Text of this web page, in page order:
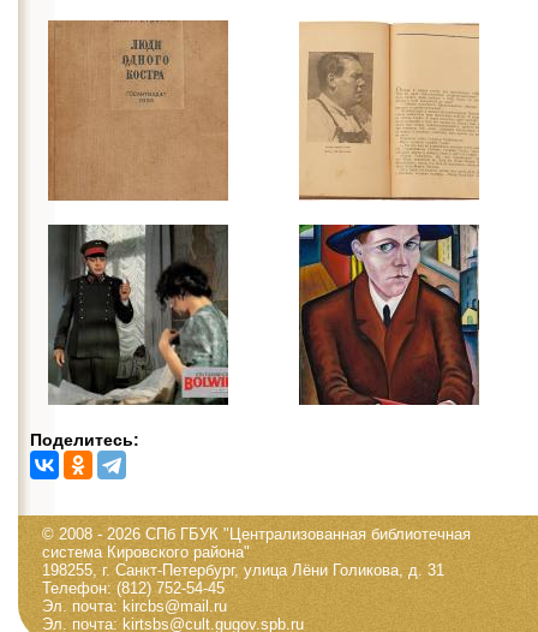
Поделитесь:
© 2008 - 2026 СПб ГБУК "Централизованная библиотечная
система Кировского района"
198255, г. Санкт-Петербург, улица Лёни Голикова, д. 31
Телефон: (812) 752-54-45
Эл. почта: kircbs@mail.ru
Эл. почта: kirtsbs@cult.gugov.spb.ru